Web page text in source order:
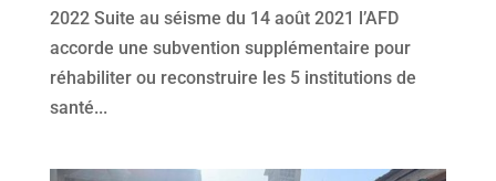
2022 Suite au séisme du 14 août 2021 l’AFD
accorde une subvention supplémentaire pour
réhabiliter ou reconstruire les 5 institutions de
santé...